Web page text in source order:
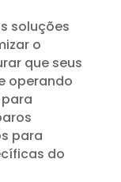
soluções
o
que seus
operando
para
do